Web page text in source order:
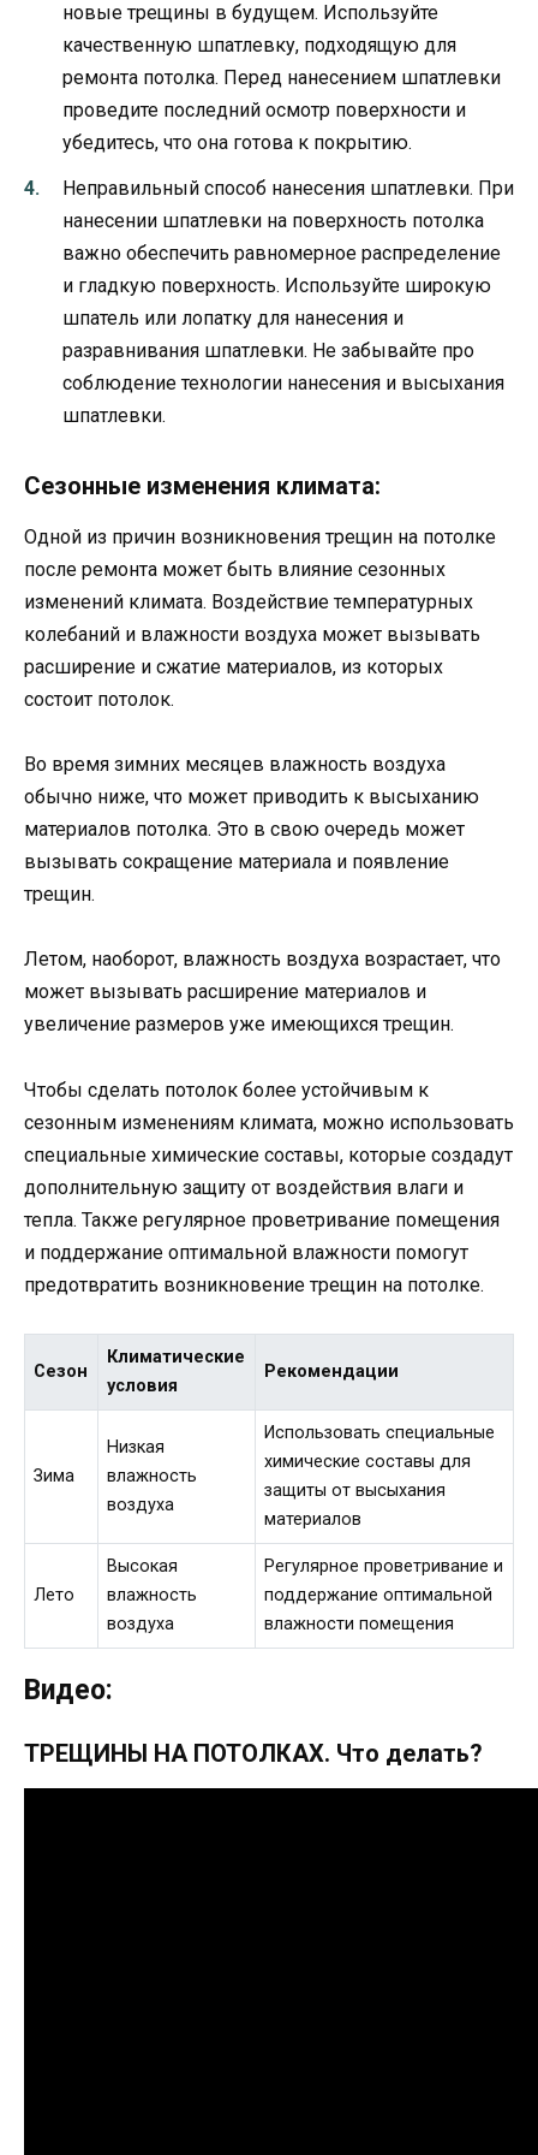
новые трещины в будущем. Используйте
качественную шпатлевку, подходящую для
ремонта потолка. Перед нанесением шпатлевки
проведите последний осмотр поверхности и
убедитесь, что она готова к покрытию.
Неправильный способ нанесения шпатлевки. При
нанесении шпатлевки на поверхность потолка
важно обеспечить равномерное распределение
и гладкую поверхность. Используйте широкую
шпатель или лопатку для нанесения и
разравнивания шпатлевки. Не забывайте про
соблюдение технологии нанесения и высыхания
шпатлевки.
Сезонные изменения климата:
Одной из причин возникновения трещин на потолке
после ремонта может быть влияние сезонных
изменений климата. Воздействие температурных
колебаний и влажности воздуха может вызывать
расширение и сжатие материалов, из которых
состоит потолок.
Во время зимних месяцев влажность воздуха
обычно ниже, что может приводить к высыханию
материалов потолка. Это в свою очередь может
вызывать сокращение материала и появление
трещин.
Летом, наоборот, влажность воздуха возрастает, что
может вызывать расширение материалов и
увеличение размеров уже имеющихся трещин.
Чтобы сделать потолок более устойчивым к
сезонным изменениям климата, можно использовать
специальные химические составы, которые создадут
дополнительную защиту от воздействия влаги и
тепла. Также регулярное проветривание помещения
и поддержание оптимальной влажности помогут
предотвратить возникновение трещин на потолке.
Сезон
Климатические
условия
Рекомендации
Зима
Низкая
влажность
воздуха
Использовать специальные
химические составы для
защиты от высыхания
материалов
Лето
Высокая
влажность
воздуха
Регулярное проветривание и
поддержание оптимальной
влажности помещения
Видео:
ТРЕЩИНЫ НА ПОТОЛКАХ. Что делать?